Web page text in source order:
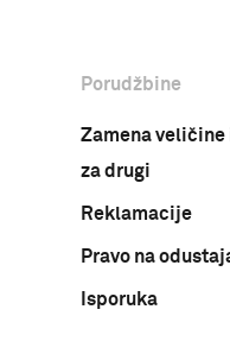
Porudžbine
Zamena
za drugi
Reklamacije
Pravo na
Isporuka